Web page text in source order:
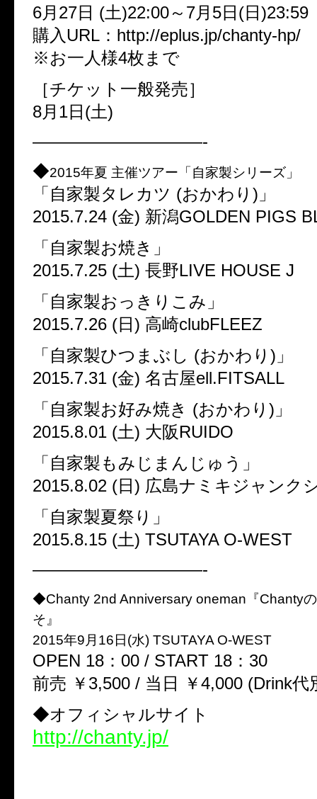
6月27日 (土)22:00～7月5日(日)23:59
購入URL：http://eplus.jp/chanty-hp/
※お一人様4枚まで
［チケット一般発売］
8月1日(土)
——————————-
◆2015年夏 主催ツアー「自家製シリーズ」
「自家製タレカツ (おかわり)」
2015.7.24 (金) 新潟GOLDEN PIGS
「自家製お焼き」
2015.7.25 (土) 長野LIVE HOUSE J
「自家製おっきりこみ」
2015.7.26 (日) 高崎clubFLEEZ
「自家製ひつまぶし (おかわり)」
2015.7.31 (金) 名古屋ell.FITSALL
「自家製お好み焼き (おかわり)」
2015.8.01 (土) 大阪RUIDO
「自家製もみじまんじゅう」
2015.8.02 (日) 広島ナミキジャンク
「自家製夏祭り」
2015.8.15 (土) TSUTAYA O-WEST
——————————-
◆Chanty 2nd Anniversary oneman『Chanty
そ』
2015年9月16日(水) TSUTAYA O-WEST
OPEN 18：00 / START 18：30
前売 ￥3,500 / 当日 ￥4,000 (Drink代
◆オフィシャルサイト
http://chanty.jp/